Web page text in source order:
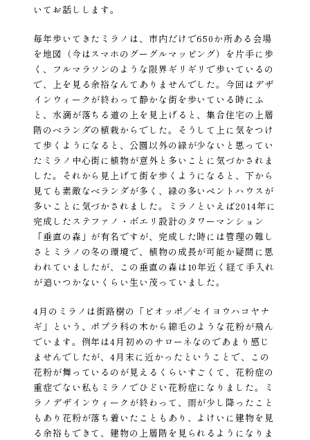
いてお話しします。
毎年歩いてきたミラノは、市内だけで650か所ある会場
を地図（今はスマホのグーグルマッピング）を片手に歩
く、フルマラソンのような限界ギリギリで歩いているの
で、上を見る余裕なんてありませんでした。今回はデザ
インウィークが終わって静かな街を歩いている時にふ
と、水滴が落ちる道の上を見上げると、集合住宅の上層
階のベランダの植栽からでした。そうして上に気をつけ
て歩くようになると、公園以外の緑が少ないと思ってい
たミラノ中心街に植物が意外と多いことに気づかされま
した。それから見上げて街を歩くようになると、下から
見ても素敵なベランダが多く、緑の多いペントハウスが
多いことに気づかされました。ミラノといえば2014年に
完成したステファノ・ボエリ設計のタワーマンション
「垂直の森」が有名ですが、完成した時には管理の難し
さとミラノの冬の環境で、植物の成長が可能か疑問に思
われていましたが、この垂直の森は10年近く経て手入れ
が追いつかないくらい生い茂っていました。
4月のミラノは街路樹の「ピオッポ／セイヨウハコヤナ
ギ」という、ポプラ科の木から綿毛のような花粉が飛ん
でいます。例年は4月初めのサローネなのであまり感じ
ませんでしたが、4月末に近かったということで、この
花粉が舞っているのが見えるくらいすごくて、花粉症の
重症でない私もミラノでひどい花粉症になりました。ミ
ラノデザインウィークが終わって、雨が少し降ったこと
もあり花粉が落ち着いたこともあり、よけいに建物を見
る余裕もできて、建物の上層階を見られるようになりま